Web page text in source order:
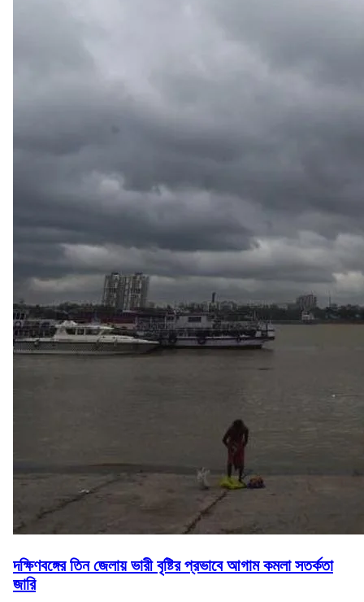
দক্ষিণবঙ্গের তিন জেলায় ভারী বৃষ্টির প্রভাবে আগাম কমলা সতর্কতা
জারি